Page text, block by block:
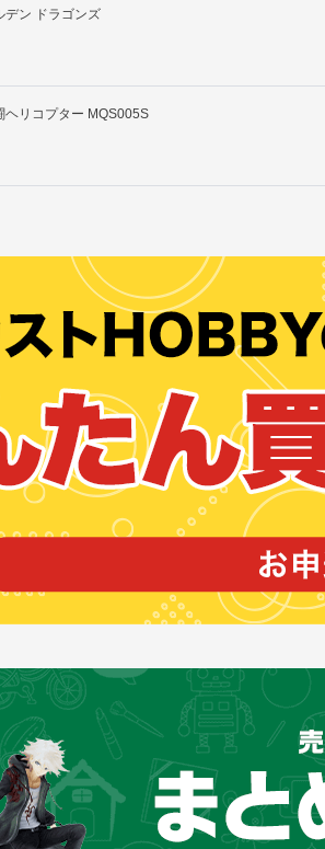
デン ドラゴンズ
ヘリコプター MQS005S